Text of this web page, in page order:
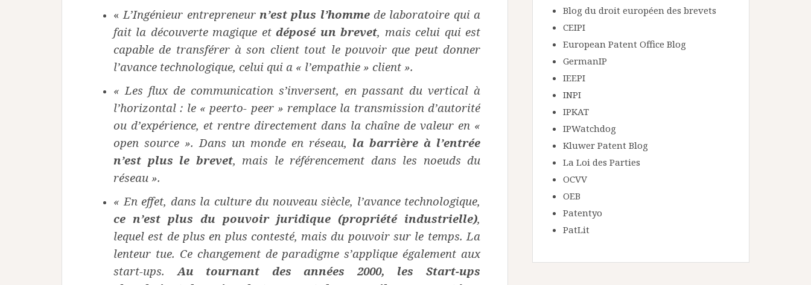
« L’Ingénieur entrepreneur n’est plus l’hommede laboratoire qui a
fait la découverte magique etdéposé un brevet, mais celui qui est
capable de transférer à son client tout le pouvoir que peut donner
l’avance technologique, celui qui a « l’empathie » client ».
« Les flux de communication s’inversent, en passant du vertical à
l’horizontal : le « peerto- peer » remplace la transmission d’autorité
ou d’expérience, et rentre directement dans la chaîne de valeur en «
open source ». Dans un monde en réseau, la barrière à l’entrée
n’est plus le brevet, mais le référencement dans les noeuds du
réseau ».
« En effet, dans la culture du nouveau siècle, l’avance technologique,
ce n’est plus du pouvoir juridique (propriété industrielle),
lequel est de plus en plus contesté, mais du pouvoir sur le temps. La
lenteur tue. Ce changement de paradigme s’applique également aux
start-ups.Au tournant des années 2000, les Start-ups
Blog du droit européen des brevets
CEIPI
European Patent Office Blog
GermanIP
IEEPI
INPI
IPKAT
IPWatchdog
Kluwer Patent Blog
La Loi des Parties
OCVV
OEB
Patentyo
PatLit